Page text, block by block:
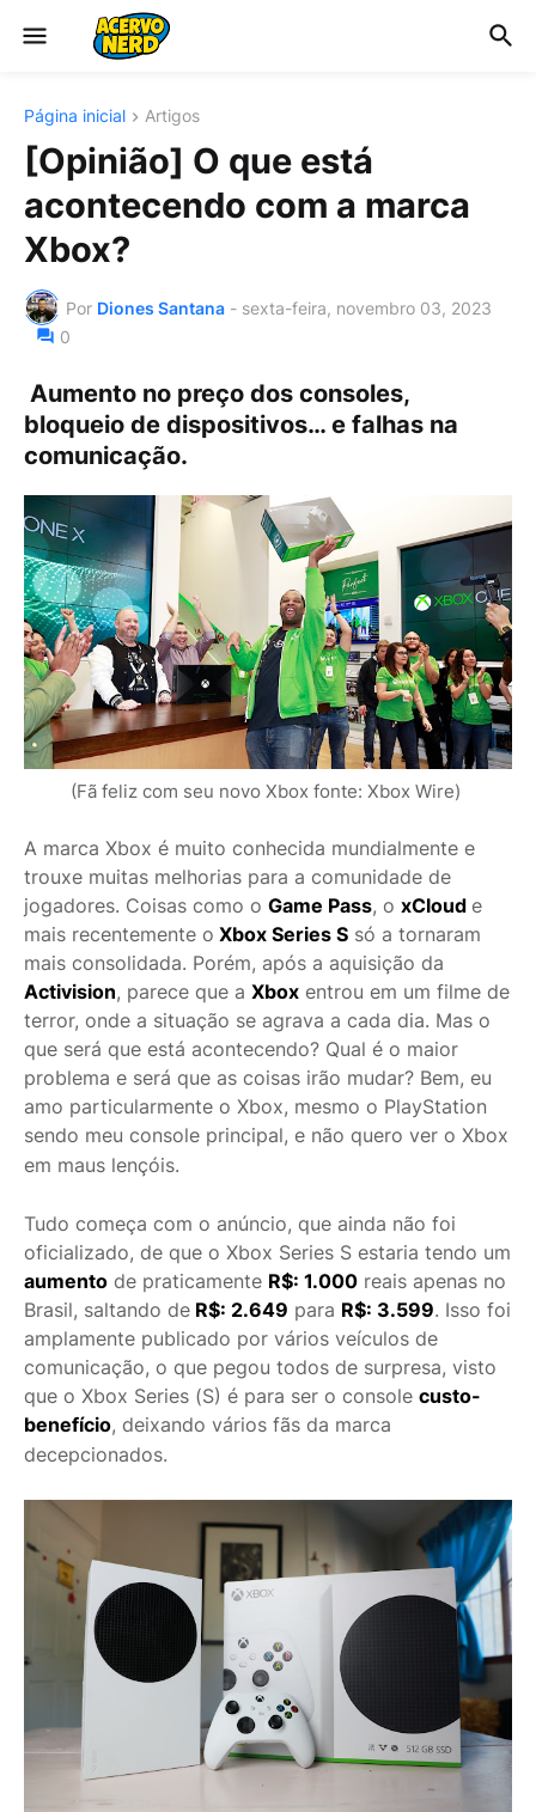
Página inicial Artigos
[Opinião] O que está
acontecendo com a marca
Xbox?
Por Diones Santana - sexta-feira, novembro 03, 2023
0
Aumento no preço dos consoles,
bloqueio de dispositivos… e falhas na
comunicação.
(Fã feliz com seu novo Xbox fonte: Xbox Wire)
A marca Xbox é muito conhecida mundialmente e
trouxe muitas melhorias para a comunidade de
jogadores. Coisas como o Game Pass, o xCloud e
mais recentemente o Xbox Series S só a tornaram
mais consolidada. Porém, após a aquisição da
Activision, parece que a Xbox entrou em um filme de
terror, onde a situação se agrava a cada dia. Mas o
que será que está acontecendo? Qual é o maior
problema e será que as coisas irão mudar? Bem, eu
amo particularmente o Xbox, mesmo o PlayStation
sendo meu console principal, e não quero ver o Xbox
em maus lençóis.
Tudo começa com o anúncio, que ainda não foi
oficializado, de que o Xbox Series S estaria tendo um
aumento de praticamente R$: 1.000 reais apenas no
Brasil, saltando de R$: 2.649 para R$: 3.599. Isso foi
amplamente publicado por vários veículos de
comunicação, o que pegou todos de surpresa, visto
que o Xbox Series (S) é para ser o console custo-
benefício, deixando vários fãs da marca
decepcionados.